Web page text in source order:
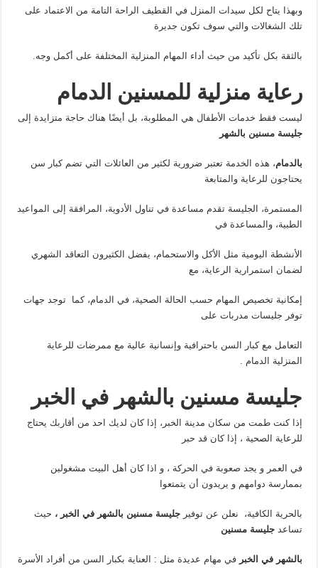
وبهذا يتاح لكل سيدات المنزل في القطيف الراحة التامة من الاعتماد على
تلك الشغالات والتي سوف تكون جديرة
بالثقة بكل تأكيد من حيث أداء المهام المنزلية المختلفة على أكمل وجه.
رعاية منزلية للمسنين الدمام
ليست فقط خدمات الأطفال هي المطلوبة، بل أيضًا هناك حاجة متزايدة إلى
جليسة مسنين بالشهر
بالدمام، هذه الخدمة تعتبر ضرورية لكثير من العائلات التي تضم كبار سن
يحتاجون للرعاية والمتابعة
المستمرة، الجليسة تقدم مساعدة في تناول الأدوية، المرافقة إلى المواعيد
الطبية، والمساعدة في
الأنشطة اليومية مثل الأكل والاستحمام، يفضل الكثيرون التعاقد الشهري
لضمان استمرارية الرعاية، مع
إمكانية تخصيص المهام حسب الحالة الصحية، في الدمام، كما توجد جهات
توفر جليسات مدربات على
التعامل مع كبار السن باحترافية وإنسانية عالية مع ممرضات للرعاية
المنزلية الدمام .
جليسة مسنين بالشهر في الخبر
إذا كنت طمت من سكان مدينة الخبر، إذا كان لديك احد من أقاربك يحتاج
للرعاية الصحية ، إذا كان قد حبر
في العمر و يجد صعوبة في الحركة ، و اذا كان أهل البيت مشغولين
بممارسة دوامهم و يريدون أن يتمتعوا
بالحرية الكافية، نعلن عن توفيرجليسة مسنين بالشهر في الخبر ، حيث
تساعدجليسة مسنين
بالشهر في الخبرفي مهام عديدة مثل : العناية بكبار السن من أفراد الأسرة